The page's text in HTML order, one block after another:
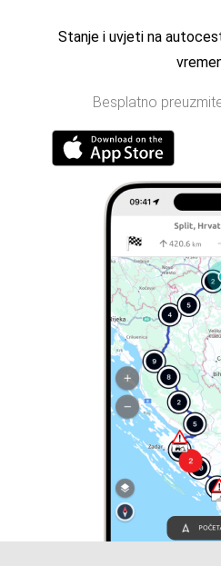
Stanje i uvjeti na
Besplatno